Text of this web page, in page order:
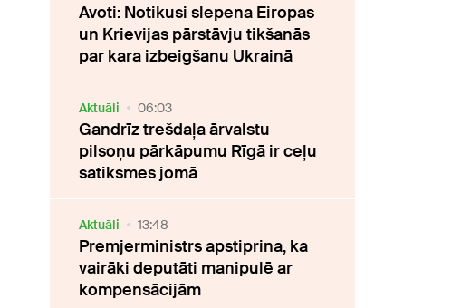
Avoti: Notikusi slepena Eiropas
un Krievijas pārstāvju tikšanās
par kara izbeigšanu Ukrainā
Aktuāli 06:03
Gandrīz trešdaļa ārvalstu
pilsoņu pārkāpumu Rīgā ir ceļu
satiksmes jomā
Aktuāli 13:48
Premjerministrs apstiprina, ka
vairāki deputāti manipulē ar
kompensācijām